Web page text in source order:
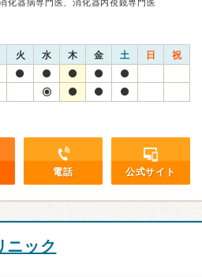
化器病専門医、消化器内視鏡専門医
火 水 木 金 土 日 祝
電話 公式サイト
ニック